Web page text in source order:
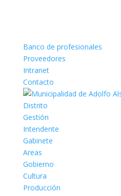
Banco de profesionales
Proveedores
Intranet
Contacto
Distrito
Gestión
Intendente
Gabinete
Areas
Gobierno
Cultura
Producción